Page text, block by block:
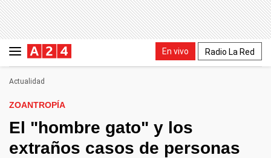
En vivo Radio La Red
Actualidad
ZOANTROPÍA
El "hombre gato" y los
extraños casos de personas